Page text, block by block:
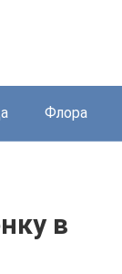
Флора
в